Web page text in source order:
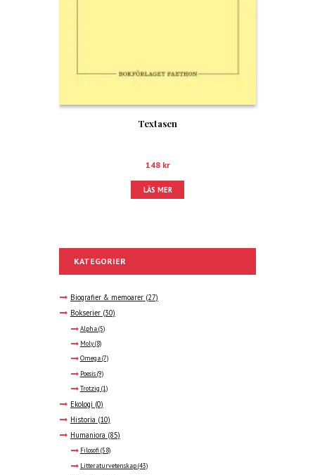
Textasen
148 kr
LÄS MER
KATEGORIER
Biografier & memoarer (27)
Bokserier (30)
Alpha(5)
Moly(8)
Omega(7)
Poesis(9)
Trotzig (1)
Ekologi (0)
Historia (10)
Humaniora (85)
Filosofi(58)
Litteraturvetenskap(43)